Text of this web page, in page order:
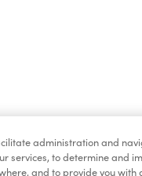
TimMD à la
administration and
services, to determine and
and to provide you with